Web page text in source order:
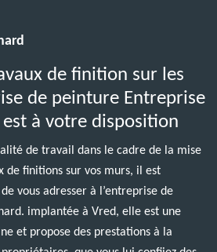
de finition sur les
de peinture Entreprise
est à votre disposition
de travail dans le cadre de la mise
de finitions sur vos murs, il est
vous adresser à l’entreprise de
implantée à Vred, elle est une
et propose des prestations à la